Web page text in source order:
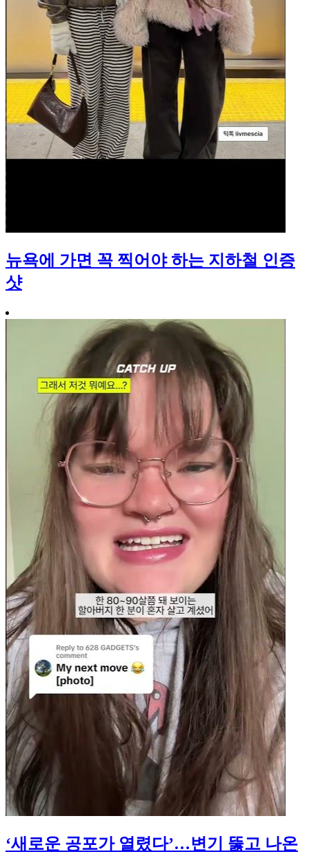
뉴욕에 가면 꼭 찍어야 하는 지하철 인증
샷
‘새로운 공포가 열렸다’…변기 뚫고 나온